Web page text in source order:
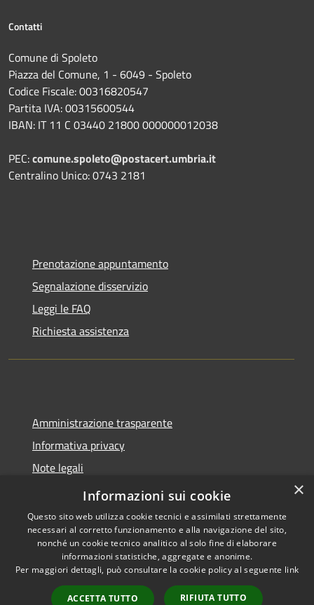
Contatti
Comune di Spoleto
Piazza del Comune, 1 - 6049 - Spoleto
Codice Fiscale: 00316820547
Partita IVA: 00315600544
IBAN: IT 11 C 03440 21800 000000012038
PEC:comune.spoleto@postacert.umbria.it
Centralino Unico: 0743 2181
Prenotazione appuntamento
Segnalazione disservizio
Leggi le FAQ
Richiesta assistenza
Amministrazione trasparente
Informativa privacy
Note legali
Dichiarazione di accessibilità
Accessibilità
Copyright © 2026 • Comune di
Spoleto • Powered by
Municipium•
Accesso
×
Informazioni sui cookie
Questo sito web utilizza cookie tecnici e assimilati strettamente
necessari al corretto funzionamento e alla navigazione del sito,
nonché un cookie tecnico analitico al solo fine di elaborare
informazioni statistiche, aggregate e anonime.
Per maggiori dettagli, può consultare la cookie policy al seguente link
ACCETTA TUTTO RIFIUTA TUTTO